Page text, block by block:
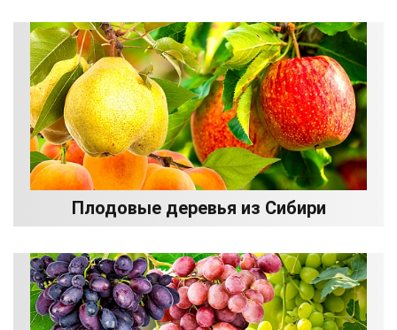
Плодовые деревья из Сибири